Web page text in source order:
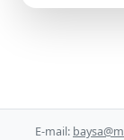
E-mail: